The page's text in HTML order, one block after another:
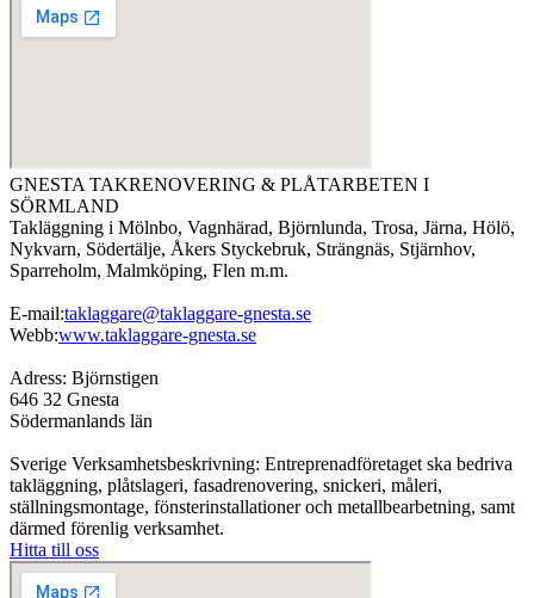
GNESTA TAKRENOVERING & PLÅTARBETEN I
SÖRMLAND
Takläggning i Mölnbo, Vagnhärad, Björnlunda, Trosa, Järna, Hölö,
Nykvarn, Södertälje, Åkers Styckebruk, Strängnäs, Stjärnhov,
Sparreholm, Malmköping, Flen m.m.
E-mail:taklaggare@taklaggare-gnesta.se
Webb:www.taklaggare-gnesta.se
Adress: Björnstigen
646 32 Gnesta
Södermanlands län
Sverige Verksamhetsbeskrivning: Entreprenadföretaget ska bedriva
takläggning, plåtslageri, fasadrenovering, snickeri, måleri,
ställningsmontage, fönsterinstallationer och metallbearbetning, samt
därmed förenlig verksamhet.
Hitta till oss